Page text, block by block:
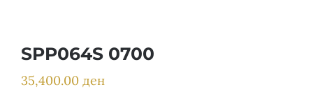
SPP064S 0700
35,400.00 ден